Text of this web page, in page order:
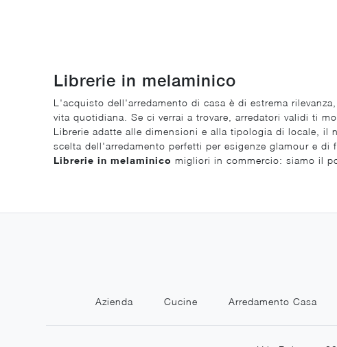
Librerie in melaminico
L'acquisto dell'arredamento di casa è di estrema
vita quotidiana. Se ci verrai a trovare, arredatori validi ti
Librerie adatte alle dimensioni e alla tipologia di locale,
scelta dell'arredamento perfetti per esigenze glamour e
Librerie in melaminico migliori in commercio: siamo il
Azienda Cucine Arredamento Casa